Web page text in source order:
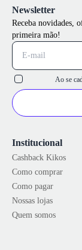
Institucional
Cashback Kikos
Como comprar
Como pagar
Nossas lojas
Quem somos
Newsletter
Receba novidades,
primeira mão!
Ao se